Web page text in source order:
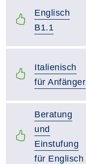
Englisch
B1.1
Italienisch
für Anfänger
Beratung
und
Einstufung
für Englisch